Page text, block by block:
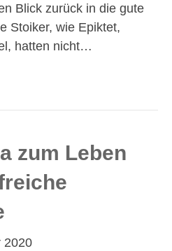
Blick zurück in die gute
Stoiker, wie Epiktet,
hatten nicht…
zum Leben
2020